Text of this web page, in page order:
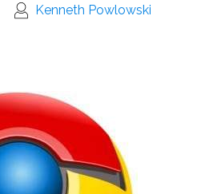
Kenneth Powlowski